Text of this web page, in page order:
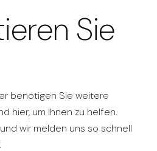
Sie
benötigen Sie weitere
hier, um Ihnen zu helfen.
wir melden uns so schnell